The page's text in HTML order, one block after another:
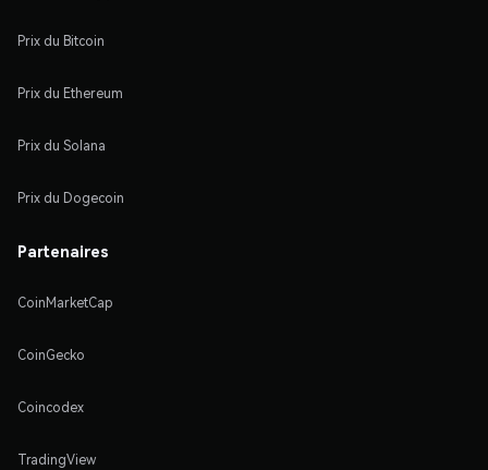
Prix du Bitcoin
Prix du Ethereum
Prix du Solana
Prix du Dogecoin
Partenaires
CoinMarketCap
CoinGecko
Coincodex
TradingView